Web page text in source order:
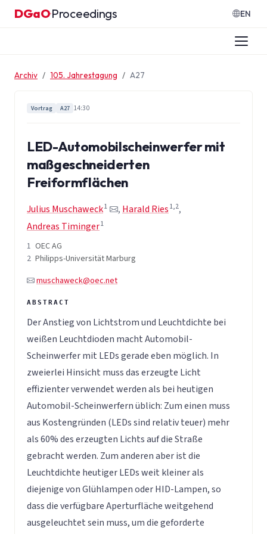
Zum Inhalt springen
DGaO·Proceedings EN
Archiv 105. Jahrestagung A27
Vortrag A27 14:30
LED-Automobilscheinwerfer mit
maßgeschneiderten
Freiformflächen
Julius Muschaweck1 , Harald Ries 1,2,
Andreas Timinger1
1 OEC AG
2 Philipps-Universität Marburg
muschaweck@oec.net
Der Anstieg von Lichtstrom und Leuchtdichte bei
weißen Leuchtdioden macht Automobil-
Scheinwerfer mit LEDs gerade eben möglich. In
zweierlei Hinsicht muss das erzeugte Licht
effizienter verwendet werden als bei heutigen
Automobil-Scheinwerfern üblich: Zum einen muss
aus Kostengründen (LEDs sind relativ teuer) mehr
als 60% des erzeugten Lichts auf die Straße
gebracht werden. Zum anderen aber ist die
Leuchtdichte heutiger LEDs weit kleiner als
diejenige von Glühlampen oder HID-Lampen, so
dass die verfügbare Aperturfläche weitgehend
ausgeleuchtet sein muss, um die geforderte